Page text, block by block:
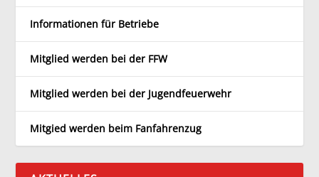
Informationen für Betriebe
Mitglied werden bei der FFW
Mitglied werden bei der Jugendfeuerwehr
Mitgied werden beim Fanfahrenzug